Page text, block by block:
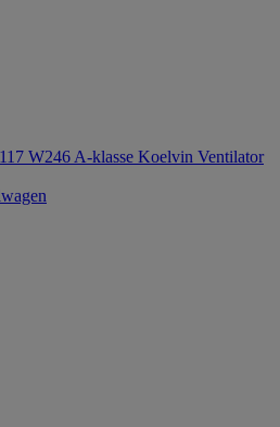
W246 A-klasse Koelvin Ventilator